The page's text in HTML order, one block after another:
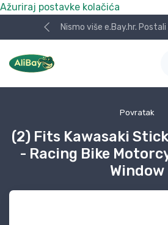
Ažuriraj postavke kolačića
Nismo više e.Bay.hr.
Povratak
(2) Fits Kawasaki
- Racing Bike
Window